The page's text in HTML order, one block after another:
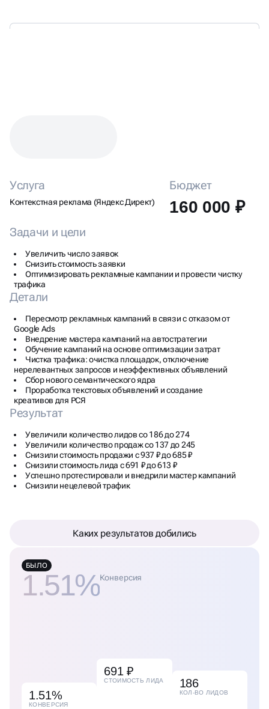
Услуга
Контекстная реклама (Яндекс Директ)
Бюджет
160 000 ₽
Задачи и цели
Увеличить число заявок
Снизить стоимость заявки
Оптимизировать рекламные кампании и провести чистку
трафика
Детали
Пересмотр рекламных кампаний в связи с отказом от
Google Ads
Внедрение мастера кампаний на автостратегии
Обучение кампаний на основе оптимизации затрат
Чистка трафика: очистка площадок, отключение
нерелевантных запросов и неэффективных объявлений
Сбор нового семантического ядра
Проработка текстовых объявлений и создание
креативов для РСЯ
Результат
Увеличили количество лидов со 186 до 274
Увеличили количество продаж со 137 до 245
Снизили стоимость продажи с 937 ₽ до 685 ₽
Снизили стоимость лида с 691 ₽ до 613 ₽
Успешно протестировали и внедрили мастер кампаний
Снизили нецелевой трафик
Каких результатов добились
БЫЛО
1.51%Конверсия
1.51%
КОНВЕРСИЯ
691 ₽
СТОИМОСТЬ ЛИДА 186
КОЛ-ВО ЛИДОВ